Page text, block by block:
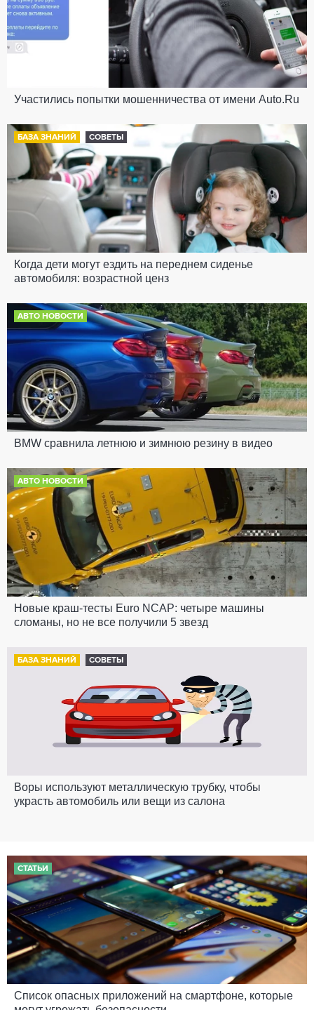
Участились попытки мошенничества от имени Auto.Ru
БАЗА ЗНАНИЙ СОВЕТЫ
Когда дети могут ездить на переднем сиденье
автомобиля: возрастной ценз
АВТО НОВОСТИ
BMW сравнила летнюю и зимнюю резину в видео
АВТО НОВОСТИ
Новые краш-тесты Euro NCAP: четыре машины
сломаны, но не все получили 5 звезд
БАЗА ЗНАНИЙ СОВЕТЫ
Воры используют металлическую трубку, чтобы
украсть автомобиль или вещи из салона
СТАТЬИ
Список опасных приложений на смартфоне, которые